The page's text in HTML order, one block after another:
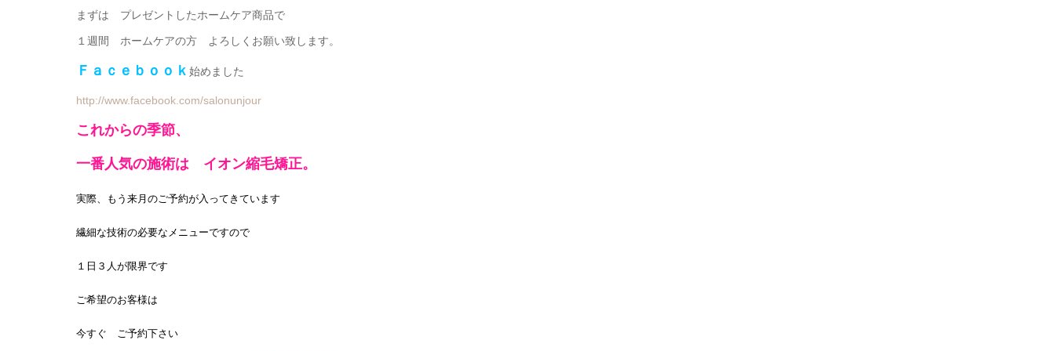
まずは プレゼントしたホームケア商品で
１週間 ホームケアの方 よろしくお願い致します。
Ｆａｃｅｂｏｏｋ 始めました
http://www.facebook.com/salonunjour
これからの季節、
一番人気の施術は イオン縮毛矯正。
実際、もう来月のご予約が入ってきています
繊細な技術の必要なメニューですので
１日３人が限界です
ご希望のお客様は
今すぐ ご予約下さい